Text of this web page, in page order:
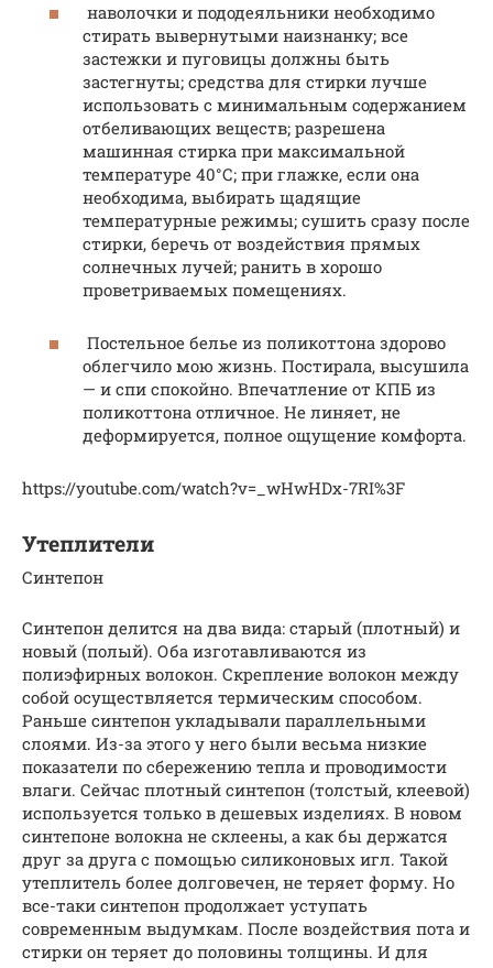
наволочки и пододеяльники необходимо
стирать вывернутыми наизнанку; все
застежки и пуговицы должны быть
застегнуты; средства для стирки лучше
использовать с минимальным содержанием
отбеливающих веществ; разрешена
машинная стирка при максимальной
температуре 40°С; при глажке, если она
необходима, выбирать щадящие
температурные режимы; сушить сразу после
стирки, беречь от воздействия прямых
солнечных лучей; ранить в хорошо
проветриваемых помещениях.
Постельное белье из поликоттона здорово
облегчило мою жизнь. Постирала, высушила
— и спи спокойно. Впечатление от КПБ из
поликоттона отличное. Не линяет, не
деформируется, полное ощущение комфорта.
https://youtube.com/watch?v=_wHwHDx-7RI%3F
Утеплители
Синтепон
Синтепон делится на два вида: старый (плотный) и
новый (полый). Оба изготавливаются из
полиэфирных волокон. Скрепление волокон между
собой осуществляется термическим способом.
Раньше синтепон укладывали параллельными
слоями. Из-за этого у него были весьма низкие
показатели по сбережению тепла и проводимости
влаги. Сейчас плотный синтепон (толстый, клеевой)
используется только в дешевых изделиях. В новом
синтепоне волокна не склеены, а как бы держатся
друг за друга с помощью силиконовых игл. Такой
утеплитель более долговечен, не теряет форму. Но
все-таки синтепон продолжает уступать
современным выдумкам. После воздействия пота и
стирки он теряет до половины толщины. И для